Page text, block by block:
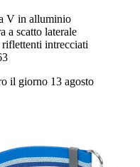
V in alluminio
a scatto laterale
intrecciati
il giorno 13 agosto